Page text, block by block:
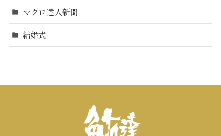
マグロ達人新聞
結婚式